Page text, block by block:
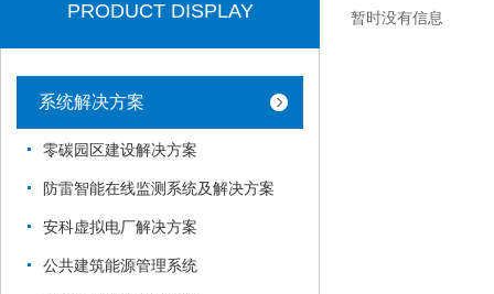
PRODUCT DISPLAY
系统解决方案
零碳园区建设解决方案
防雷智能在线监测系统及解决方案
安科虚拟电厂解决方案
公共建筑能源管理系统
暂时没有信息